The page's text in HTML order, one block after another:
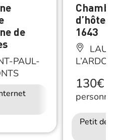
de
PAUL-
d’hôtes
1643
130€/
Petit